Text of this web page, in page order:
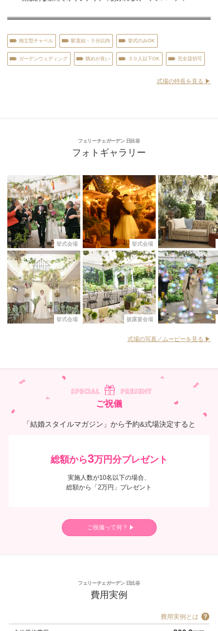
独立型チャペル 駅直結・５分以内 挙式のみOK
ガーデンウェディング 眺めが良い ３０人以下OK 完全貸切可
式場の特長を見る ▶︎
フェリーチェガーデン 日比谷
フォトギャラリー
挙式会場
挙式会場
挙式会場
披露宴会場
式場の写真／ムービーを見る ▶︎
ご祝儀
「結婚スタイルマガジン」から予約&式場決定すると
総額から3万円分プレゼント
実施人数が10名以下の場合、
総額から「2万円」プレゼント
ご祝儀って何？
フェリーチェガーデン 日比谷
費用実例
費用実例とは